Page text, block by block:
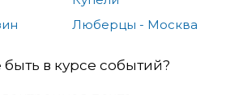
Люберцы - Москва
быть в курсе событий?